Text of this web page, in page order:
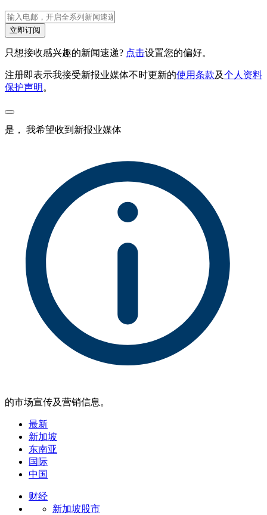
立即订阅
只想接收感兴趣的新闻速递? 点击设置您的偏好。
注册即表示我接受新报业媒体不时更新的使用条款及个人资料
保护声明。
是， 我希望收到新报业媒体
的市场宣传及营销信息。
最新
新加坡
东南亚
国际
中国
财经
新加坡股市